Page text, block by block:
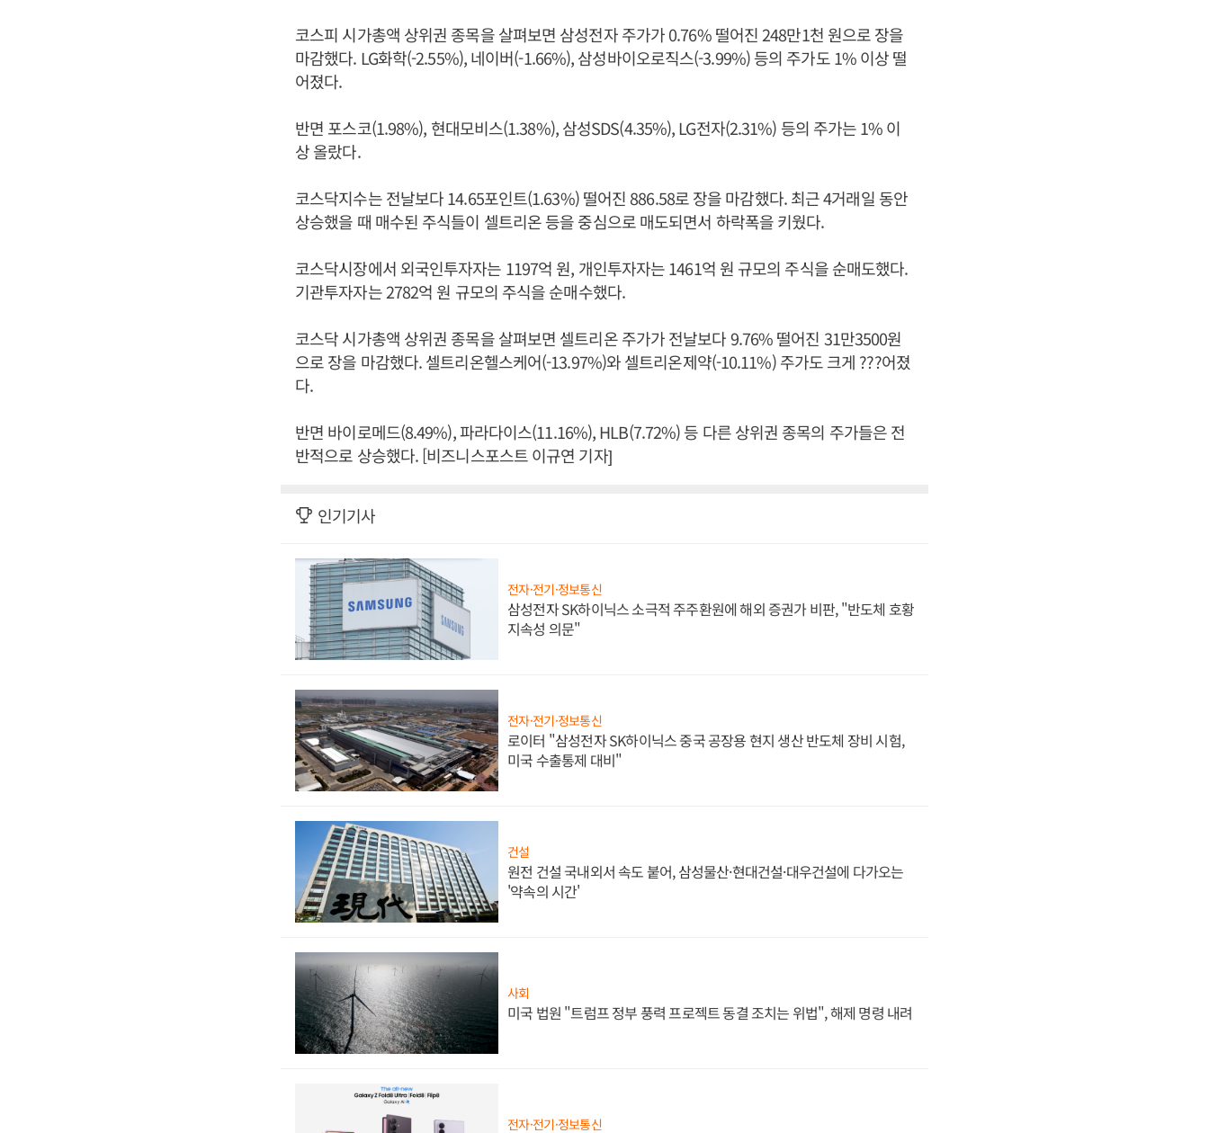
코스피 시가총액 상위권 종목을 살펴보면 삼성전자 주가가 0.76% 떨어진 248만1천 원으로 장을
마감했다. LG화학(-2.55%), 네이버(-1.66%), 삼성바이오로직스(-3.99%) 등의 주가도 1% 이상 떨
어졌다.
반면 포스코(1.98%), 현대모비스(1.38%), 삼성SDS(4.35%), LG전자(2.31%) 등의 주가는 1% 이
상 올랐다.
코스닥지수는 전날보다 14.65포인트(1.63%) 떨어진 886.58로 장을 마감했다. 최근 4거래일 동안
상승했을 때 매수된 주식들이 셀트리온 등을 중심으로 매도되면서 하락폭을 키웠다.
코스닥시장에서 외국인투자자는 1197억 원, 개인투자자는 1461억 원 규모의 주식을 순매도했다.
기관투자자는 2782억 원 규모의 주식을 순매수했다.
코스닥 시가총액 상위권 종목을 살펴보면 셀트리온 주가가 전날보다 9.76% 떨어진 31만3500원
으로 장을 마감했다. 셀트리온헬스케어(-13.97%)와 셀트리온제약(-10.11%) 주가도 크게 ???어졌
다.
반면 바이로메드(8.49%), 파라다이스(11.16%), HLB(7.72%) 등 다른 상위권 종목의 주가들은 전
반적으로 상승했다. [비즈니스포스트 이규연 기자]
인기기사
전자·전기·정보통신
삼성전자 SK하이닉스 소극적 주주환원에 해외 증권가 비판, "반도체 호황
지속성 의문"
전자·전기·정보통신
로이터 "삼성전자 SK하이닉스 중국 공장용 현지 생산 반도체 장비 시험,
미국 수출통제 대비"
건설
원전 건설 국내외서 속도 붙어, 삼성물산·현대건설·대우건설에 다가오는
'약속의 시간'
사회
미국 법원 "트럼프 정부 풍력 프로젝트 동결 조치는 위법", 해제 명령 내려
전자·전기·정보통신